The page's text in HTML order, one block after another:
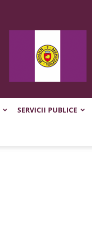
SERVICII PUBLICE